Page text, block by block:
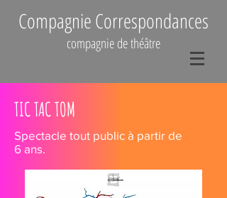
Compagnie Correspondances
compagnie de théâtre
TIC TAC TOM
Spectacle tout public à partir de
6 ans.